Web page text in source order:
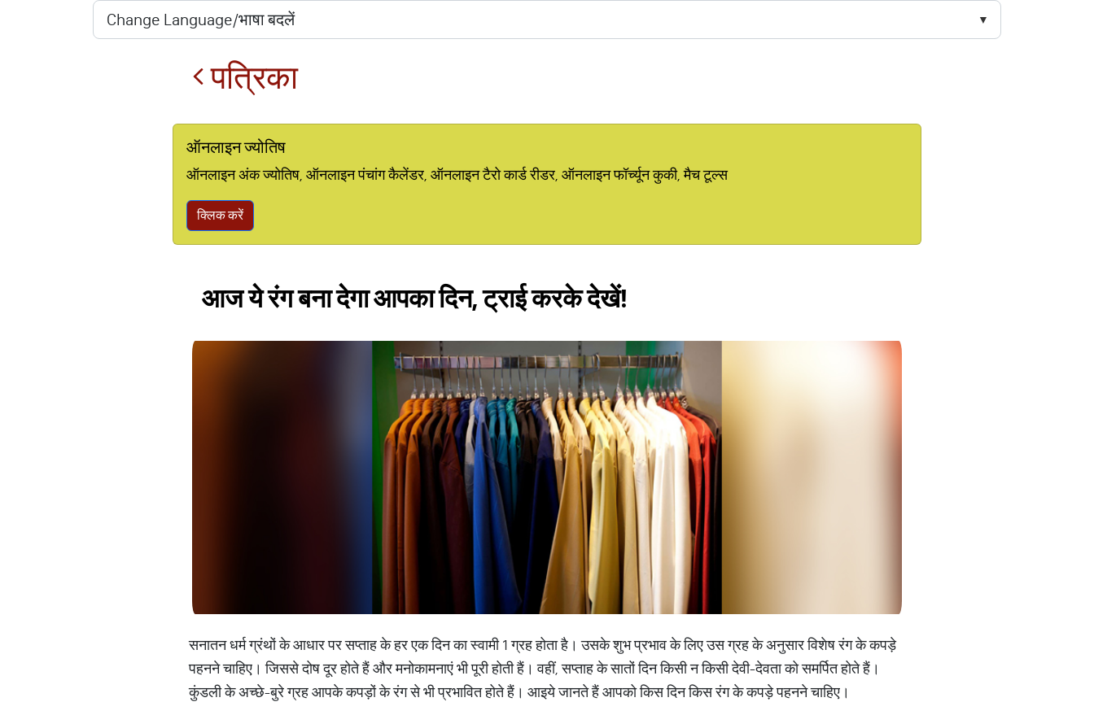
पत्रिका
ऑनलाइन ज्योतिष
ऑनलाइन अंक ज्योतिष, ऑनलाइन पंचांग कैलेंडर, ऑनलाइन टैरो कार्ड रीडर, ऑनलाइन फॉर्च्यून कुकी, मैच टूल्स
क्लिक करें
आज ये रंग बना देगा आपका दिन, ट्राई करके देखें!
सनातन धर्म ग्रंथों के आधार पर सप्ताह के हर एक दिन का स्वामी 1 ग्रह होता है। उसके शुभ प्रभाव के लिए उस ग्रह के अनुसार विशेष रंग के कपड़े
पहनने चाहिए। जिससे दोष दूर होते हैं और मनोकामनाएं भी पूरी होती हैं। वहीं, सप्ताह के सातों दिन किसी न किसी देवी-देवता को समर्पित होते हैं।
कुंडली के अच्छे-बुरे ग्रह आपके कपड़ों के रंग से भी प्रभावित होते हैं। आइये जानते हैं आपको किस दिन किस रंग के कपड़े पहनने चाहिए।